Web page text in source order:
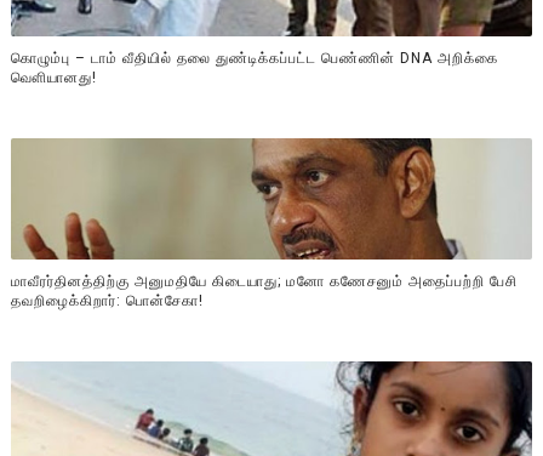
கொழும்பு – டாம் வீதியில் தலை துண்டிக்கப்பட்ட பெண்ணின் DNA அறிக்கை
வௌியானது!
மாவீரர்தினத்திற்கு அனுமதியே கிடையாது; மனோ கணேசனும் அதைப்பற்றி பேசி
தவறிழைக்கிறார்: பொன்சேகா!